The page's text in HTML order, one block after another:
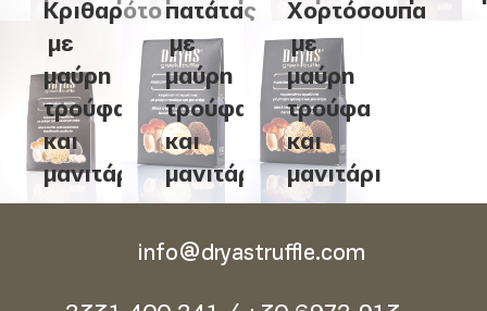
Κριθαρότο
με
μαύρη
τρούφα
και
μανιτάρι
πατάτας
με
μαύρη
τρούφα
και
μανιτάρι
Χορτόσουπα
με
μαύρη
τρούφα
και
μανιτάρι
info@dryastruffle.com